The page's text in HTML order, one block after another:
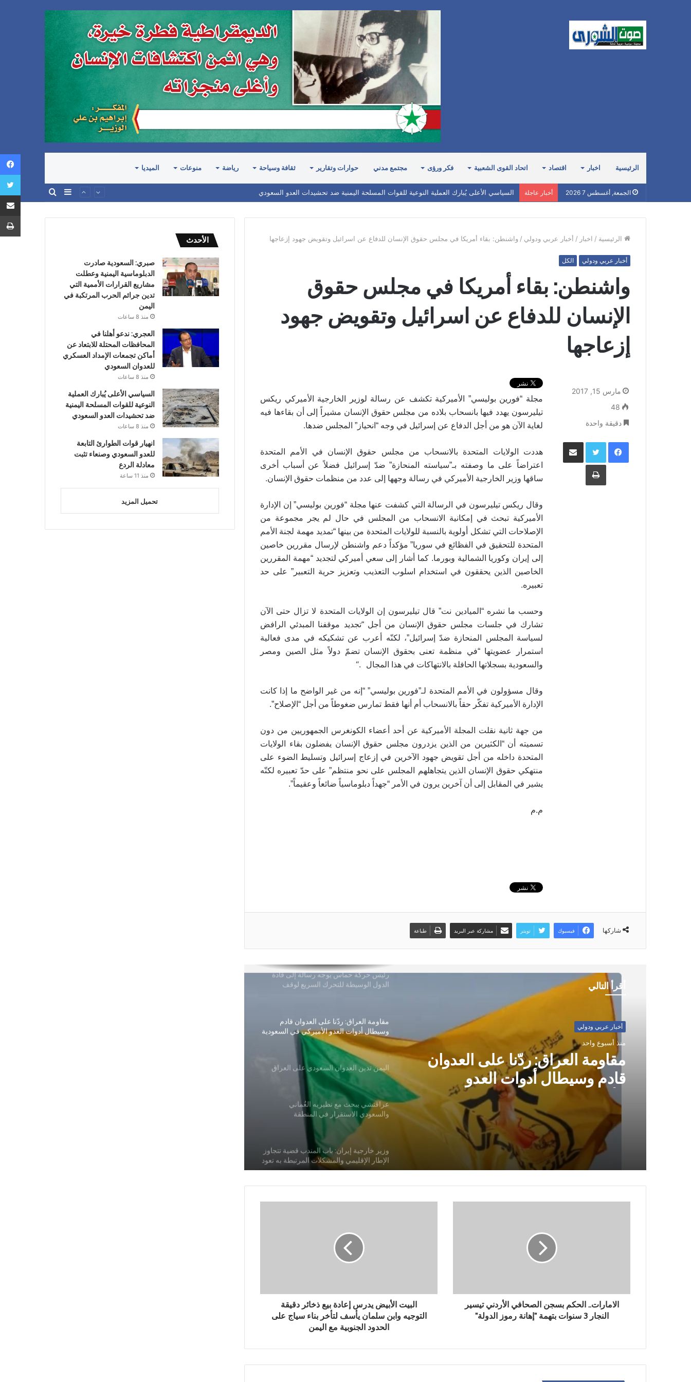
الرئيسية اخبار اقتصاد اتحاد القوى الشعبية فكر ورؤى مجتمع مدني حوارات وتقارير ثقافة وسياحة رياضة منوعات الميديا
الجمعة, أغسطس 7 2026 أخبار عاجلة السياسي الأعلى يُبارك العملية النوعية للقوات المسلحة اليمنية ضد تحشيدات العدو السعودي
إضافة
الرئيسية / اخبار / أخبار عربي ودولي / واشنطن: بقاء أمريكا في مجلس حقوق الإنسان للدفاع عن اسرائيل وتقويض جهود إزعاجها
أخبار عربي ودولي الكل
واشنطن: بقاء أمريكا في مجلس حقوق
الإنسان للدفاع عن اسرائيل وتقويض جهود
إزعاجها
مجلة “فورين بوليسي” الأميركية تكشف عن رسالة لوزير الخارجية الأميركي ريكس
تيليرسون يهدد فيها بانسحاب بلاده من مجلس حقوق الإنسان مشيراً إلى أن بقاءها فيه
لغاية الآن هو من أجل الدفاع عن إسرائيل في وجه “انحياز” المجلس ضدها.
هددت الولايات المتحدة بالانسحاب من مجلس حقوق الإنسان في الأمم المتحدة
اعتراضاً على ما وصفته بـ”سياسته المنحازة” ضدّ إسرائيل فضلاً عن أسباب أخرى
ساقها وزير الخارجية الأميركي في رسالة وجهها إلى عدد من منظمات حقوق الإنسان.
وقال ريكس تيليرسون في الرسالة التي كشفت عنها مجلة “فورين بوليسي” إن الإدارة
الأميركية تبحث في إمكانية الانسحاب من المجلس في حال لم يجر مجموعة من
الإصلاحات التي تشكل أولوية بالنسبة للولايات المتحدة من بينها “تمديد مهمة لجنة الأمم
المتحدة للتحقيق في الفظائع في سوريا” مؤكداً دعم واشنطن لإرسال مقررين خاصين
إلى إيران وكوريا الشمالية وبورما. كما أشار إلى سعي أميركي لتجديد “مهمة المقررين
الخاصين الذين يحققون في استخدام اسلوب التعذيب وتعزيز حرية التعبير” على حد
تعبيره.
وحسب ما نشره “الميادين نت” قال تيليرسون إن الولايات المتحدة لا تزال حتى الآن
تشارك في جلسات مجلس حقوق الإنسان من أجل “تجديد موقفنا المبدئي الرافض
لسياسة المجلس المنحازة ضدّ إسرائيل”، لكنّه أعرب عن تشكيكه في مدى فعالية
استمرار عضويتها “في منظمة تعنى بحقوق الإنسان تضمّ دولاً مثل الصين ومصر
والسعودية بسجلاتها الحافلة بالانتهاكات في هذا المجال
“.
وقال مسؤولون في الأمم المتحدة لـ”فورين بوليسي” “إنه من غير الواضح ما إذا كانت
الإدارة الأميركية تفكّر حقاً بالانسحاب أم أنها فقط تمارس ضغوطاً من أجل “الإصلاح”.
من جهة ثانية نقلت المجلة الأميركية عن أحد أعضاء الكونغرس الجمهوريين من دون
تسميته أن “الكثيرين من الذين يزدرون مجلس حقوق الإنسان يفضلون بقاء الولايات
المتحدة داخله من أجل تقويض جهود الآخرين في إزعاج إسرائيل وتسليط الضوء على
منتهكي حقوق الإنسان الذين يتجاهلهم المجلس على نحو منتظم” على حدّ تعبيره لكنّه
يشير في المقابل إلى أن آخرين يرون في الأمر “جهداً دبلوماسياً ضائعاً وعقيماً”.
م.م
مارس 15, 2017
48
دقيقة واحدة
فيسبوك تويتر
طباعة
شاركها فيسبوك تويتر مشاركة عبر البريد طباعة
أقرأ التالي
أخبار عربي ودولي
منذ أسبوع واحد
مقاومة العراق: ردّنا على العدوان
قادم وسيطال أدوات العدو
الأميركي في السعودية
أخبار عربي ودولي
منذ أسبوع واحد
اليمن تدين العدوان السعودي على
العراق
أبرز تصريح للخارجية الإيرانية: لا نعترف
مصدر إيراني: يجب إخلاء مطاري دبي
وأبوظبي وميناءي الفجيرة وجبل علي فوراً إذا
هاجمت واشنطن بنى تحتية إيرانية
مقاومة العراق: ردّنا على العدوان قادم
وسيطال أدوات العدو الأميركي في السعودية
اليمن تدين العدوان السعودي على العراق
عراقتشي يبحث مع نظيريه العُماني
والسعودي الاستقرار في المنطقة
وزير خارجية إيران: باب المندب قضية تتجاوز
الإطار الإقليمي والمشكلات المرتبطة به تعود
جذورها إلى خلافات بين اليمن والسعودية
أبرز تصريح للخارجية الإيرانية: لا نعترف
بحظر جوي على اليمن
وزير الخارجية العماني يؤكد: أخطر التهديدات
تأتي من “تل أبيب”
إيران تستهدف مصالح أميركية رداً على
الامارات.. الحكم بسجن الصحافي الأردني تيسير
النجار 3 سنوات بتهمة "إهانة رموز الدولة"
البيت الأبيض يدرس إعادة بيع ذخائر دقيقة
التوجيه وابن سلمان يأسف لتأخر بناء سياج على
الحدود الجنوبية مع اليمن
الأحدث
صبري: السعودية صادرت
الدبلوماسية اليمنية وعطلت
مشاريع القرارات الأممية التي
تدين جرائم الحرب المرتكبة في
اليمن
منذ 8 ساعات
العجري: ندعو أهلنا في
المحافظات المحتلة للابتعاد عن
أماكن تجمعات الإمداد العسكري
للعدوان السعودي
منذ 8 ساعات
السياسي الأعلى يُبارك العملية
النوعية للقوات المسلحة اليمنية
ضد تحشيدات العدو السعودي
منذ 8 ساعات
انهيار قوات الطوارئ التابعة
للعدو السعودي وصنعاء تثبت
معادلة الردع
منذ 11 ساعة
تحميل المزيد